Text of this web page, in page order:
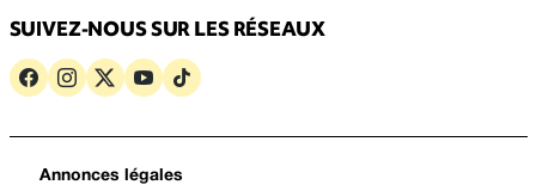
SUIVEZ-NOUS SUR LES RÉSEAUX
Annonces légales